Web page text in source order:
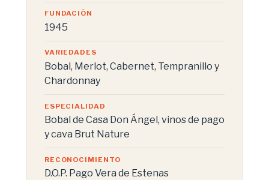
FUNDACIÓN
1945
VARIEDADES
Bobal, Merlot, Cabernet, Tempranillo y
Chardonnay
ESPECIALIDAD
Bobal de Casa Don Ángel, vinos de pago
y cava Brut Nature
RECONOCIMIENTO
D.O.P. Pago Vera de Estenas